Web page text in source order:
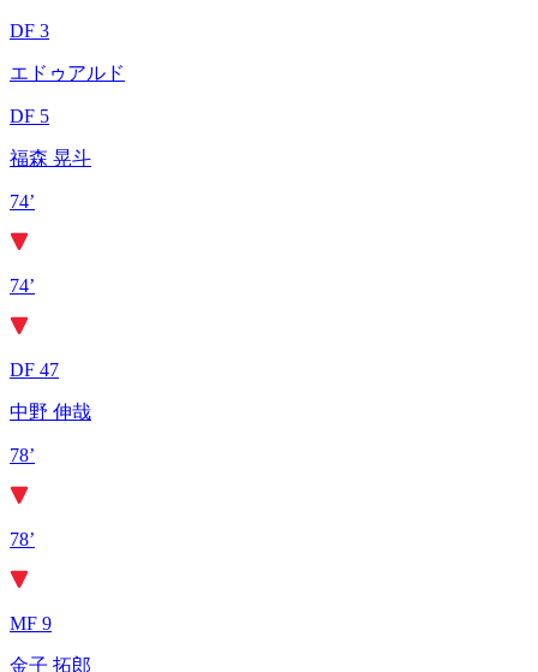
DF 3
エドゥアルド
DF 5
福森 晃斗
74’
74’
DF 47
中野 伸哉
78’
78’
MF 9
金子 拓郎